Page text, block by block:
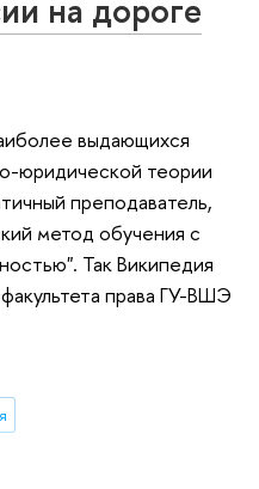
на дороге
выдающихся
юридической теории
преподаватель,
метод обучения с
Так Википедия
права ГУ-ВШЭ